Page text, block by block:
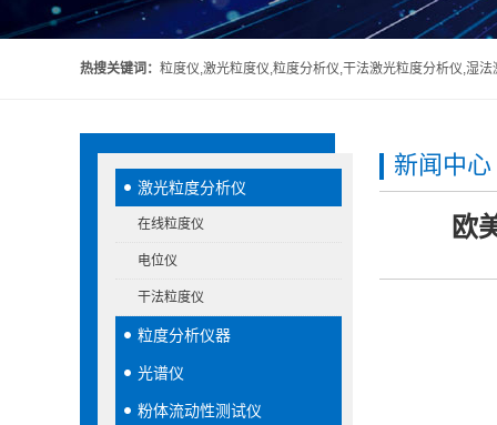
热搜关键词： 粒度仪,激光粒度仪,粒度分析仪,干法激光粒度分析仪,湿
激光粒度分析仪
在线粒度仪
电位仪
干法粒度仪
粒度分析仪器
光谱仪
粉体流动性测试仪
新闻中心
欧